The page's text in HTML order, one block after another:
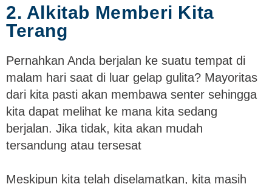
2. Alkitab Memberi Kita
Terang
Pernahkan Anda berjalan ke suatu tempat di
malam hari saat di luar gelap gulita? Mayoritas
dari kita pasti akan membawa senter sehingga
kita dapat melihat ke mana kita sedang
berjalan. Jika tidak, kita akan mudah
tersandung atau tersesat
Meskipun kita telah diselamatkan, kita masih